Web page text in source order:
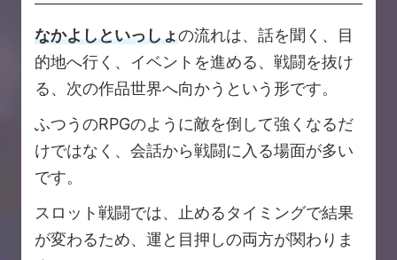
なかよしといっしょの流れは、話を聞く、目
的地へ行く、イベントを進める、戦闘を抜け
る、次の作品世界へ向かうという形です。
ふつうのRPGのように敵を倒して強くなるだ
けではなく、会話から戦闘に入る場面が多い
です。
スロット戦闘では、止めるタイミングで結果
が変わるため、運と目押しの両方が関わりま